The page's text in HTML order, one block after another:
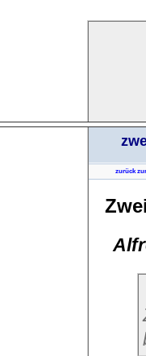
zurück